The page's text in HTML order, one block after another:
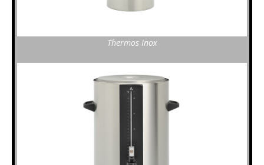
Thermos Inox